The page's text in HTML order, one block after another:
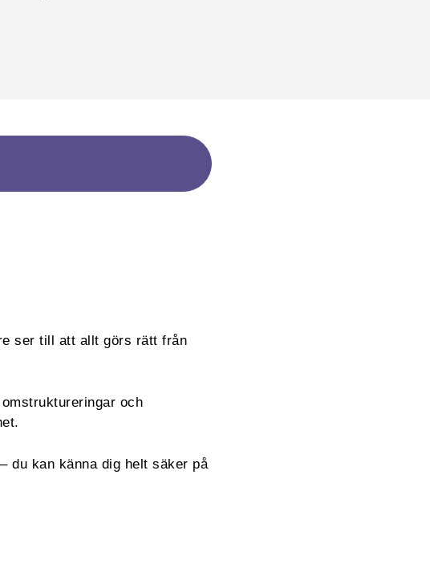
ser till att allt görs rätt från
och
du kan känna dig helt säker på